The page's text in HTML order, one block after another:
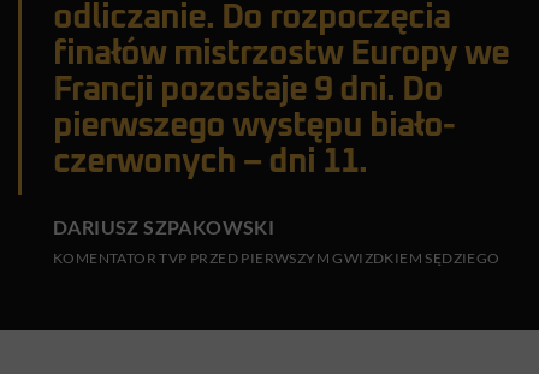
odliczanie. Do rozpoczęcia
finałów mistrzostw Europy we
Francji pozostaje 9 dni. Do
pierwszego występu biało-
czerwonych – dni 11.
DARIUSZ SZPAKOWSKI
KOMENTATOR TVP PRZED PIERWSZYM GWIZDKIEM SĘDZIEGO